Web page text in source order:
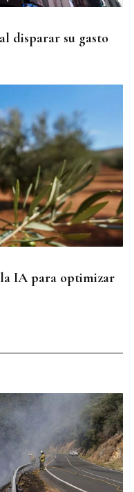
disparar su gasto
IA para optimizar